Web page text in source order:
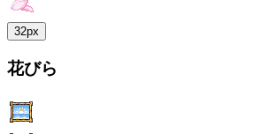
32px
花びら